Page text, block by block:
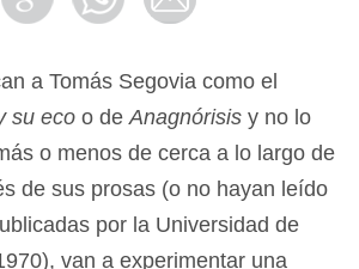
a Tomás Segovia como el
su eco o deAnagnórisis y no lo
o menos de cerca a lo largo de
de sus prosas (o no hayan leído
por la Universidad de
van a experimentar una